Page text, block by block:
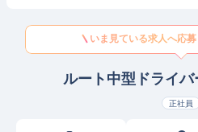
いま見ている求人へ応募
ルート中型ドライ
正社員